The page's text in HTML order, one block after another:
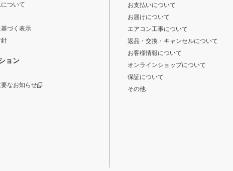
ついて
づく表示
ョン
なお知らせ
お支払いについて
お届けについて
エアコン工事について
返品・交換・キャンセルについて
お客様情報について
オンラインショップについて
保証について
その他